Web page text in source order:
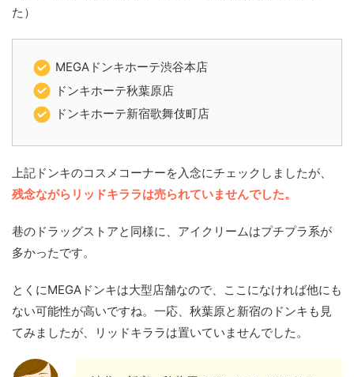
た）
MEGAドンキホーテ渋谷本店
ドンキホーテ秋葉原店
ドンキホーテ新宿歌舞伎町店
上記ドンキのコスメコーナーを入念にチェックしましたが、
残念ながらリッドキララは売られていませんでした。
巷のドラッグストアと同様に、アイクリームはプチプラ系が
多かったです。
とくにMEGAドンキは大型店舗なので、ここになければ他にも
ない可能性が高いですね。一応、秋葉原と新宿のドンキも見
てみましたが、リッドキララは置いていませんでした。